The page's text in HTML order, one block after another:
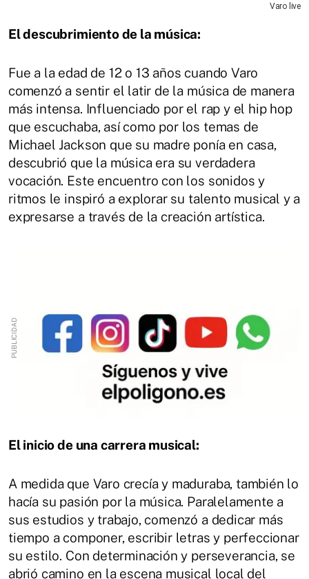
Varo live
El descubrimiento de la música:
Fue a la edad de 12 o 13 años cuando Varo
comenzó a sentir el latir de la música de manera
más intensa. Influenciado por el rap y el hip hop
que escuchaba, así como por los temas de
Michael Jackson que su madre ponía en casa,
descubrió que la música era su verdadera
vocación. Este encuentro con los sonidos y
ritmos le inspiró a explorar su talento musical y a
expresarse a través de la creación artística.
El inicio de una carrera musical:
A medida que Varo crecía y maduraba, también lo
hacía su pasión por la música. Paralelamente a
sus estudios y trabajo, comenzó a dedicar más
tiempo a componer, escribir letras y perfeccionar
su estilo. Con determinación y perseverancia, se
abrió camino en la escena musical local del